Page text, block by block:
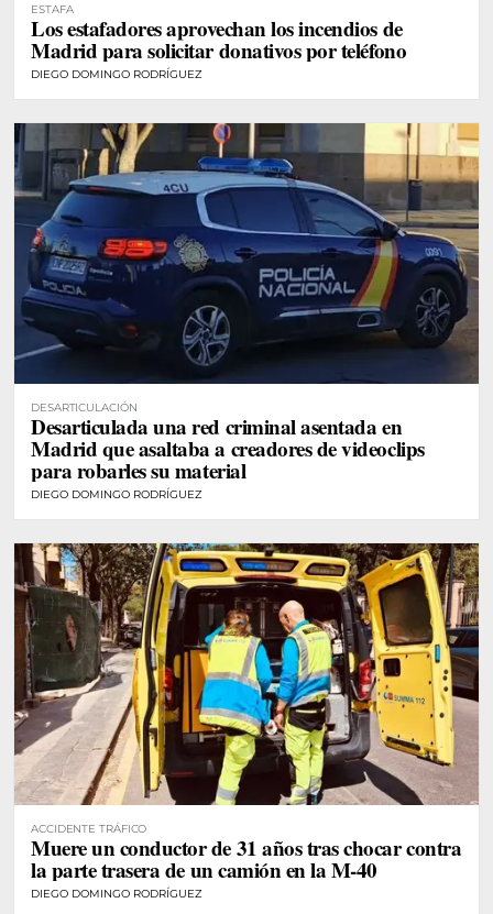
ESTAFA
Los estafadores aprovechan los incendios de
Madrid para solicitar donativos por teléfono
DIEGO DOMINGO RODRÍGUEZ
DESARTICULACIÓN
Desarticulada una red criminal asentada en
Madrid que asaltaba a creadores de videoclips
para robarles su material
DIEGO DOMINGO RODRÍGUEZ
ACCIDENTE TRÁFICO
Muere un conductor de 31 años tras chocar contra
la parte trasera de un camión en la M-40
DIEGO DOMINGO RODRÍGUEZ